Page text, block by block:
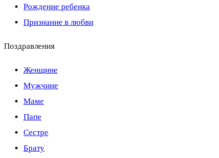
Рождение ребенка
Признание в любви
Поздравления
Женщине
Мужчине
Маме
Папе
Сестре
Брату